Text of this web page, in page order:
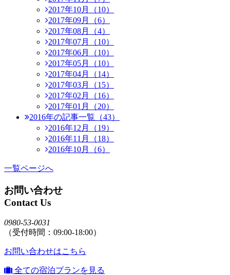
2017年10月（10）
2017年09月（6）
2017年08月（4）
2017年07月（10）
2017年06月（10）
2017年05月（10）
2017年04月（14）
2017年03月（15）
2017年02月（16）
2017年01月（20）
2016年の記事一覧（43）
2016年12月（19）
2016年11月（18）
2016年10月（6）
一覧ページへ
お問い合わせ
Contact Us
0980-53-0031
（受付時間：09:00-18:00）
お問い合わせはこちら
全ての宿泊プランを見る